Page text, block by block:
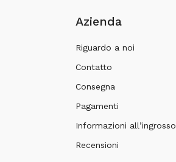
Azienda
Riguardo a noi
Contatto
Consegna
Pagamenti
Informazioni all’ingrosso
Recensioni